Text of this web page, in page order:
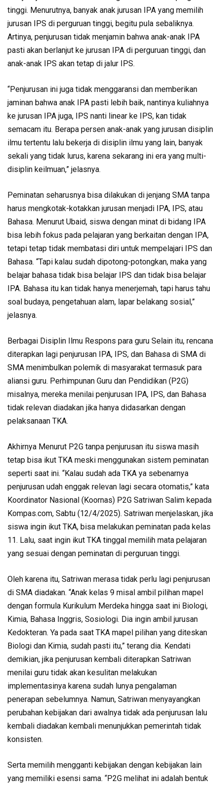
tinggi. Menurutnya, banyak anak jurusan IPA yang memilih
jurusan IPS di perguruan tinggi, begitu pula sebaliknya.
Artinya, penjurusan tidak menjamin bahwa anak-anak IPA
pasti akan berlanjut ke jurusan IPA di perguruan tinggi, dan
anak-anak IPS akan tetap di jalur IPS.
“Penjurusan ini juga tidak menggaransi dan memberikan
jaminan bahwa anak IPA pasti lebih baik, nantinya kuliahnya
ke jurusan IPA juga, IPS nanti linear ke IPS, kan tidak
semacam itu. Berapa persen anak-anak yang jurusan disiplin
ilmu tertentu lalu bekerja di disiplin ilmu yang lain, banyak
sekali yang tidak lurus, karena sekarang ini era yang multi-
disiplin keilmuan,” jelasnya.
Peminatan seharusnya bisa dilakukan di jenjang SMA tanpa
harus mengkotak-kotakkan jurusan menjadi IPA, IPS, atau
Bahasa. Menurut Ubaid, siswa dengan minat di bidang IPA
bisa lebih fokus pada pelajaran yang berkaitan dengan IPA,
tetapi tetap tidak membatasi diri untuk mempelajari IPS dan
Bahasa. “Tapi kalau sudah dipotong-potongkan, maka yang
belajar bahasa tidak bisa belajar IPS dan tidak bisa belajar
IPA. Bahasa itu kan tidak hanya menerjemah, tapi harus tahu
soal budaya, pengetahuan alam, lapar belakang sosial,”
jelasnya.
Berbagai Disiplin Ilmu Respons para guru Selain itu, rencana
diterapkan lagi penjurusan IPA, IPS, dan Bahasa di SMA di
SMA menimbulkan polemik di masyarakat termasuk para
aliansi guru. Perhimpunan Guru dan Pendidikan (P2G)
misalnya, mereka menilai penjurusan IPA, IPS, dan Bahasa
tidak relevan diadakan jika hanya didasarkan dengan
pelaksanaan TKA.
Akhirnya Menurut P2G tanpa penjurusan itu siswa masih
tetap bisa ikut TKA meski menggunakan sistem peminatan
seperti saat ini. “Kalau sudah ada TKA ya sebenarnya
penjurusan udah enggak relevan lagi secara otomatis,” kata
Koordinator Nasional (Koornas) P2G Satriwan Salim kepada
Kompas.com, Sabtu (12/4/2025). Satriwan menjelaskan, jika
siswa ingin ikut TKA, bisa melakukan peminatan pada kelas
11. Lalu, saat ingin ikut TKA tinggal memilih mata pelajaran
yang sesuai dengan peminatan di perguruan tinggi.
Oleh karena itu, Satriwan merasa tidak perlu lagi penjurusan
di SMA diadakan. “Anak kelas 9 misal ambil pilihan mapel
dengan formula Kurikulum Merdeka hingga saat ini Biologi,
Kimia, Bahasa Inggris, Sosiologi. Dia ingin ambil jurusan
Kedokteran. Ya pada saat TKA mapel pilihan yang diteskan
Biologi dan Kimia, sudah pasti itu,” terang dia. Kendati
demikian, jika penjurusan kembali diterapkan Satriwan
menilai guru tidak akan kesulitan melakukan
implementasinya karena sudah lunya pengalaman
penerapan sebelumnya. Namun, Satriwan menyayangkan
perubahan kebijakan dari awalnya tidak ada penjurusan lalu
kembali diadakan kembali menunjukkan pemerintah tidak
konsisten.
Serta memilih mengganti kebijakan dengan kebijakan lain
yang memiliki esensi sama. “P2G melihat ini adalah bentuk